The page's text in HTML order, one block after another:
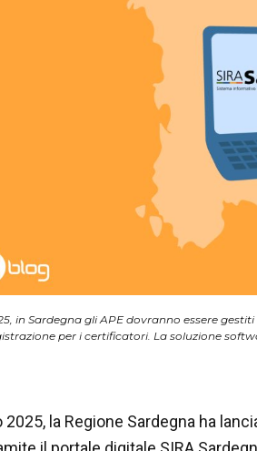
in Sardegna gli APE dovranno essere
per i certificatori. La soluzione
2025, la Regione Sardegna ha